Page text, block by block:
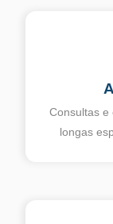
Consultas e
longas